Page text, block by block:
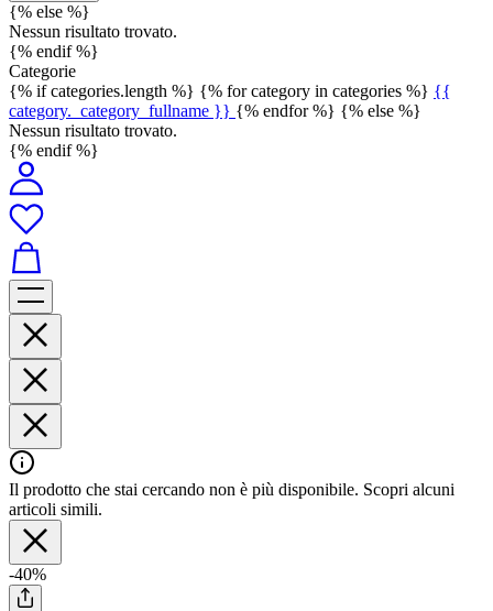
{% else %}
Nessun risultato trovato.
{% endif %}
Categorie
{% if categories.length %} {% for category in categories %} {{
category._category_fullname }} {% endfor %} {% else %}
Nessun risultato trovato.
{% endif %}
Il prodotto che stai cercando non è più disponibile. Scopri alcuni
articoli simili.
-40%